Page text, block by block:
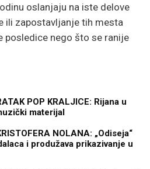
oslanjaju na iste delove
ili zapostavljanje tih mesta
posledice nego što se ranije
POP KRALJICE: Rijana u
materijal
NOLANA: „Odiseja“
i produžava prikazivanje u